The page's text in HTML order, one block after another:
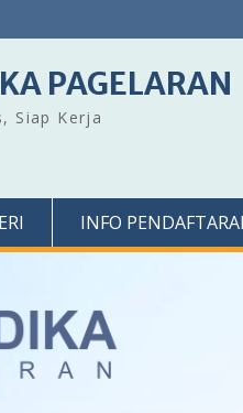
PAGELARAN
Siap Kerja
INFO